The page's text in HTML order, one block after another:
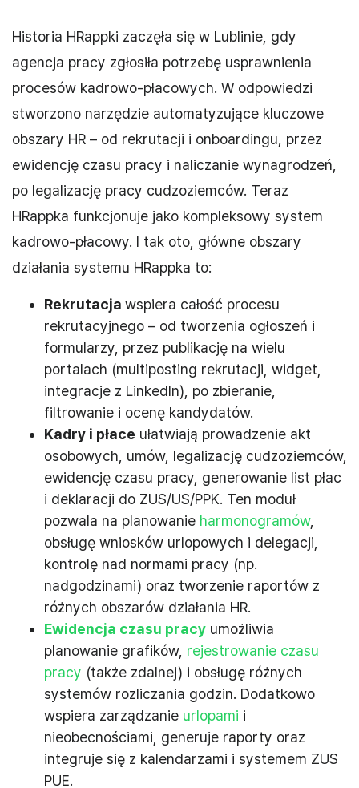
Historia HRappki zaczęła się w Lublinie, gdy
agencja pracy zgłosiła potrzebę usprawnienia
procesów kadrowo-płacowych. W odpowiedzi
stworzono narzędzie automatyzujące kluczowe
obszary HR – od rekrutacji i onboardingu, przez
ewidencję czasu pracy i naliczanie wynagrodzeń,
po legalizację pracy cudzoziemców. Teraz
HRappka funkcjonuje jako kompleksowy system
kadrowo-płacowy. I tak oto, główne obszary
działania systemu HRappka to:
Rekrutacja wspiera całość procesu
rekrutacyjnego – od tworzenia ogłoszeń i
formularzy, przez publikację na wielu
portalach (multiposting rekrutacji, widget,
integracje z LinkedIn), po zbieranie,
filtrowanie i ocenę kandydatów.
Kadry i płace ułatwiają prowadzenie akt
osobowych, umów, legalizację cudzoziemców,
ewidencję czasu pracy, generowanie list płac
i deklaracji do ZUS/US/PPK. Ten moduł
pozwala na planowanie harmonogramów,
obsługę wniosków urlopowych i delegacji,
kontrolę nad normami pracy (np.
nadgodzinami) oraz tworzenie raportów z
różnych obszarów działania HR.
Ewidencja czasu pracy umożliwia
planowanie grafików, rejestrowanie czasu
pracy (także zdalnej) i obsługę różnych
systemów rozliczania godzin. Dodatkowo
wspiera zarządzanie urlopami i
nieobecnościami, generuje raporty oraz
integruje się z kalendarzami i systemem ZUS
PUE.